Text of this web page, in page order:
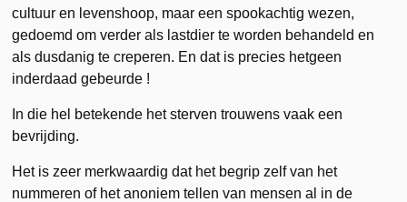
cultuur en levenshoop, maar een spookachtig wezen,
gedoemd om verder als lastdier te worden behandeld en
als dusdanig te creperen. En dat is precies hetgeen
inderdaad gebeurde !
In die hel betekende het sterven trouwens vaak een
bevrijding.
Het is zeer merkwaardig dat het begrip zelf van het
nummeren of het anoniem tellen van mensen al in de